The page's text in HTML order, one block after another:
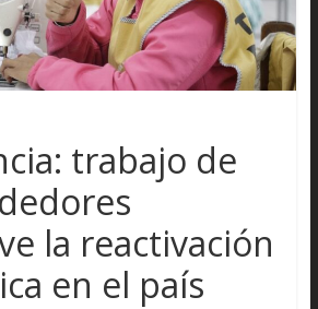
trabajo de
la reactivación
en el país